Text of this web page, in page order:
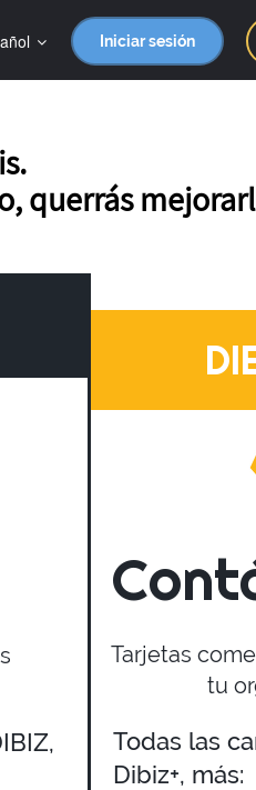
Iniciar sesión
querrás
Tarjetas
tu
Todas las
Dibiz+, más: